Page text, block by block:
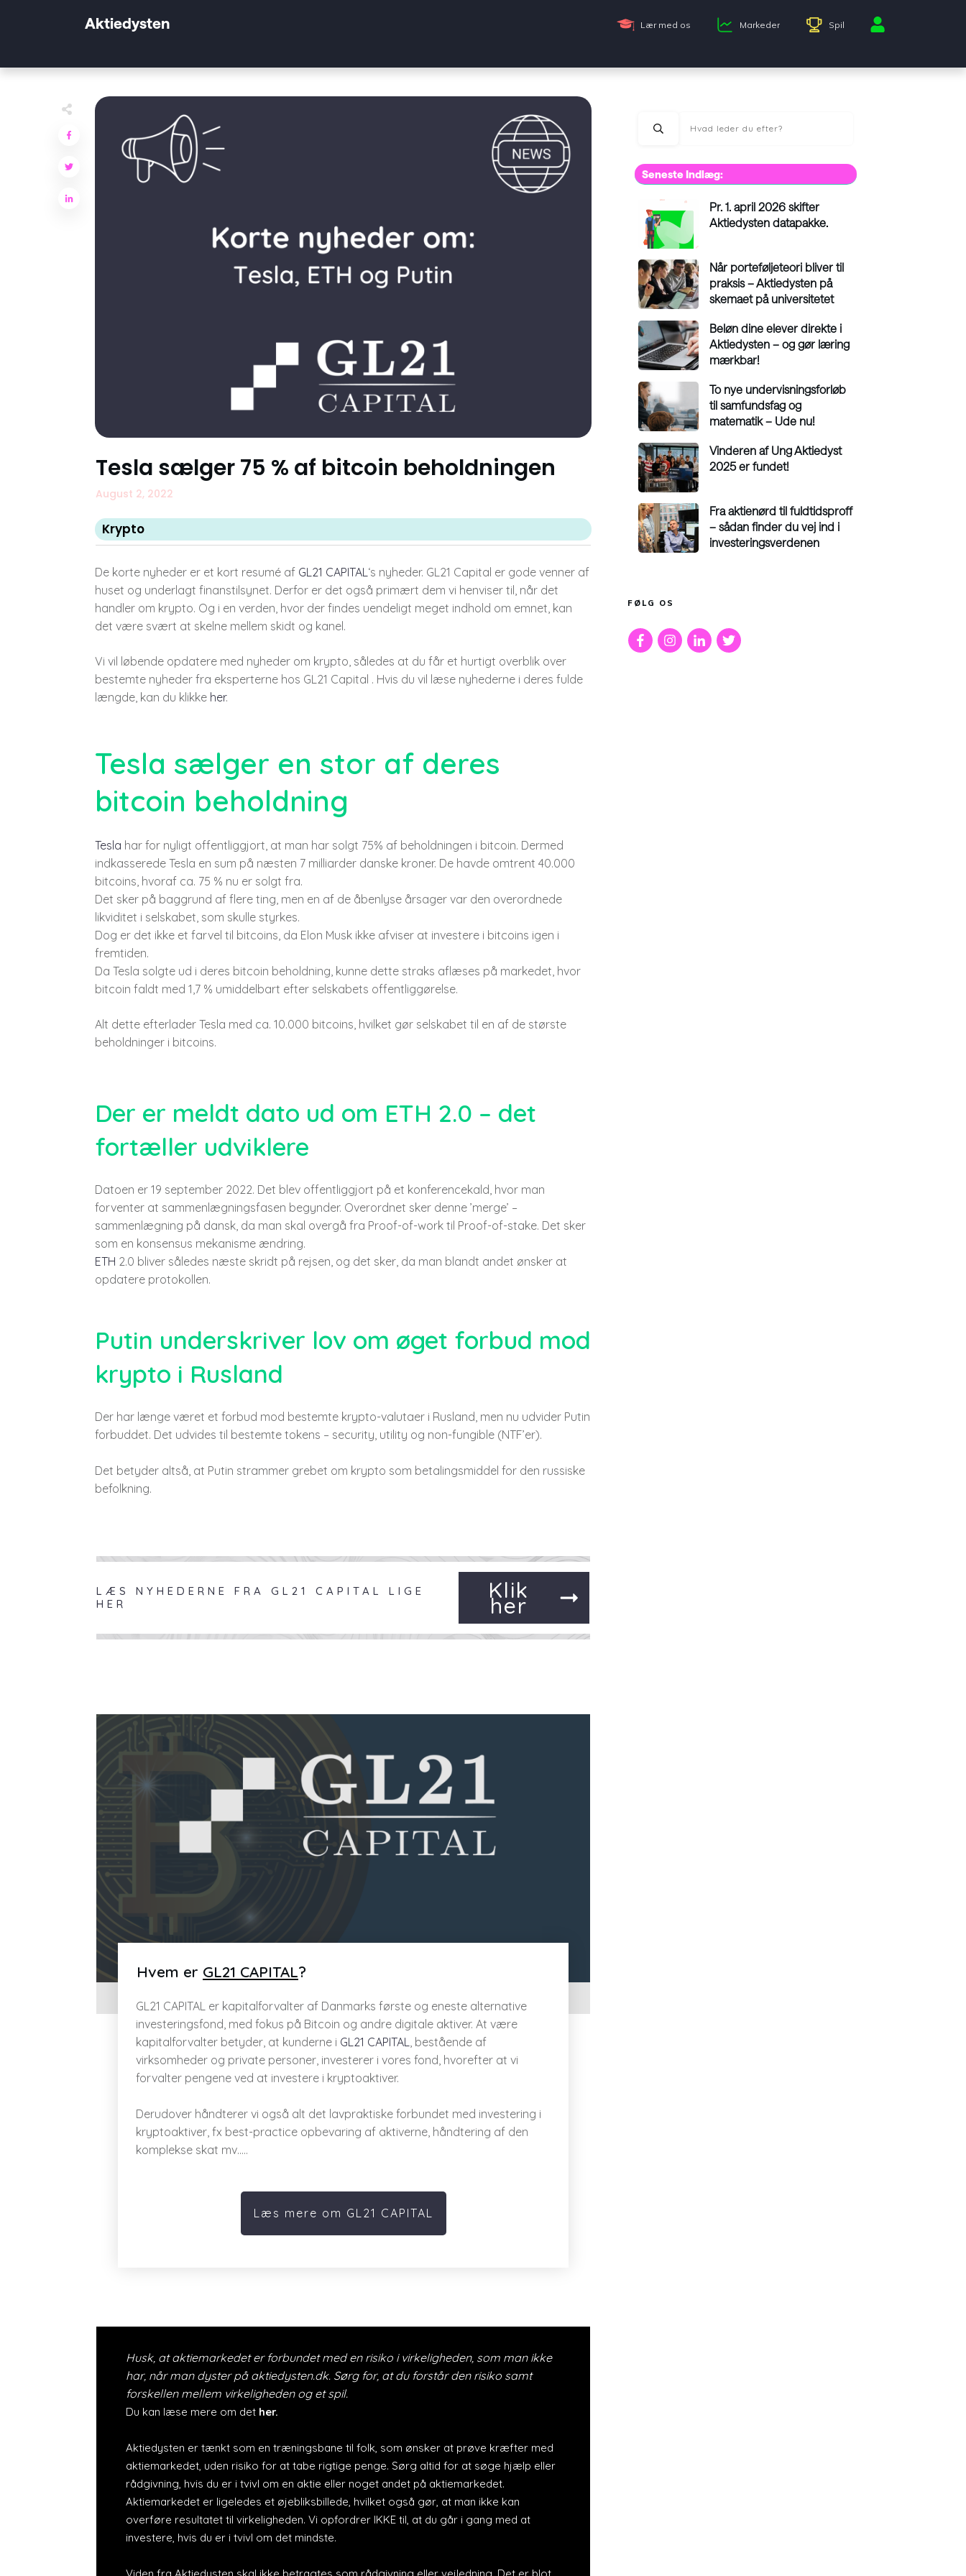
Aktiedysten Lær med os Markeder Spil
Tesla sælger 75 % af bitcoin beholdningen
August 2, 2022
Krypto
De korte nyheder er et kort resumé af GL21 CAPITAL‘s nyheder. GL21 Capital er gode venner af
huset og underlagt finanstilsynet. Derfor er det også primært dem vi henviser til, når det
handler om krypto. Og i en verden, hvor der findes uendeligt meget indhold om emnet, kan
det være svært at skelne mellem skidt og kanel.
Vi vil løbende opdatere med nyheder om krypto, således at du får et hurtigt overblik over
bestemte nyheder fra eksperterne hos GL21 Capital . Hvis du vil læse nyhederne i deres fulde
længde, kan du klikke her.
Tesla sælger en stor af deres
bitcoin beholdning
Tesla har for nyligt offentliggjort, at man har solgt 75% af beholdningen i bitcoin. Dermed
indkasserede Tesla en sum på næsten 7 milliarder danske kroner. De havde omtrent 40.000
bitcoins, hvoraf ca. 75 % nu er solgt fra.
Det sker på baggrund af flere ting, men en af de åbenlyse årsager var den overordnede
likviditet i selskabet, som skulle styrkes.
Dog er det ikke et farvel til bitcoins, da Elon Musk ikke afviser at investere i bitcoins igen i
fremtiden.
Da Tesla solgte ud i deres bitcoin beholdning, kunne dette straks aflæses på markedet, hvor
bitcoin faldt med 1,7 % umiddelbart efter selskabets offentliggørelse.
Alt dette efterlader Tesla med ca. 10.000 bitcoins, hvilket gør selskabet til en af de største
beholdninger i bitcoins.
Der er meldt dato ud om ETH 2.0 – det
fortæller udviklere
Datoen er 19 september 2022. Det blev offentliggjort på et konferencekald, hvor man
forventer at sammenlægningsfasen begynder. Overordnet sker denne ’merge’ –
sammenlægning på dansk, da man skal overgå fra Proof-of-work til Proof-of-stake. Det sker
som en konsensus mekanisme ændring.
ETH 2.0 bliver således næste skridt på rejsen, og det sker, da man blandt andet ønsker at
opdatere protokollen.
Putin underskriver lov om øget forbud mod
krypto i Rusland
Der har længe været et forbud mod bestemte krypto-valutaer i Rusland, men nu udvider Putin
forbuddet. Det udvides til bestemte tokens – security, utility og non-fungible (NTF’er).
Det betyder altså, at Putin strammer grebet om krypto som betalingsmiddel for den russiske
befolkning.
LÆS NYHEDERNE FRA GL21 CAPITAL LIGE
HER
Klik
her
Hvem er GL21 CAPITAL?
GL21 CAPITAL er kapitalforvalter af Danmarks første og eneste alternative
investeringsfond, med fokus på Bitcoin og andre digitale aktiver. At være
kapitalforvalter betyder, at kunderne i GL21 CAPITAL, bestående af
virksomheder og private personer, investerer i vores fond, hvorefter at vi
forvalter pengene ved at investere i kryptoaktiver.
Derudover håndterer vi også alt det lavpraktiske forbundet med investering i
kryptoaktiver, fx best-practice opbevaring af aktiverne, håndtering af den
komplekse skat mv…..
Læs mere om GL21 CAPITAL
Husk, at aktiemarkedet er forbundet med en risiko i virkeligheden, som man ikke
har, når man dyster på aktiedysten.dk. Sørg for, at du forstår den risiko samt
forskellen mellem virkeligheden og et spil.
Du kan læse mere om det her.
Aktiedysten er tænkt som en træningsbane til folk, som ønsker at prøve kræfter med
aktiemarkedet, uden risiko for at tabe rigtige penge. Sørg altid for at søge hjælp eller
rådgivning, hvis du er i tvivl om en aktie eller noget andet på aktiemarkedet.
Aktiemarkedet er ligeledes et øjebliksbillede, hvilket også gør, at man ikke kan
overføre resultatet til virkeligheden. Vi opfordrer IKKE til, at du går i gang med at
investere, hvis du er i tvivl om det mindste.
Seneste Indlæg:
Pr. 1. april 2026 skifter
Aktiedysten datapakke.
Når porteføljeteori bliver til
praksis – Aktiedysten på
skemaet på universitetet
Beløn dine elever direkte i
Aktiedysten – og gør læring
mærkbar!
To nye undervisningsforløb
til samfundsfag og
matematik – Ude nu!
Vinderen af Ung Aktiedyst
2025 er fundet!
Fra aktienørd til fuldtidsproff
– sådan finder du vej ind i
investeringsverdenen
FØLG OS